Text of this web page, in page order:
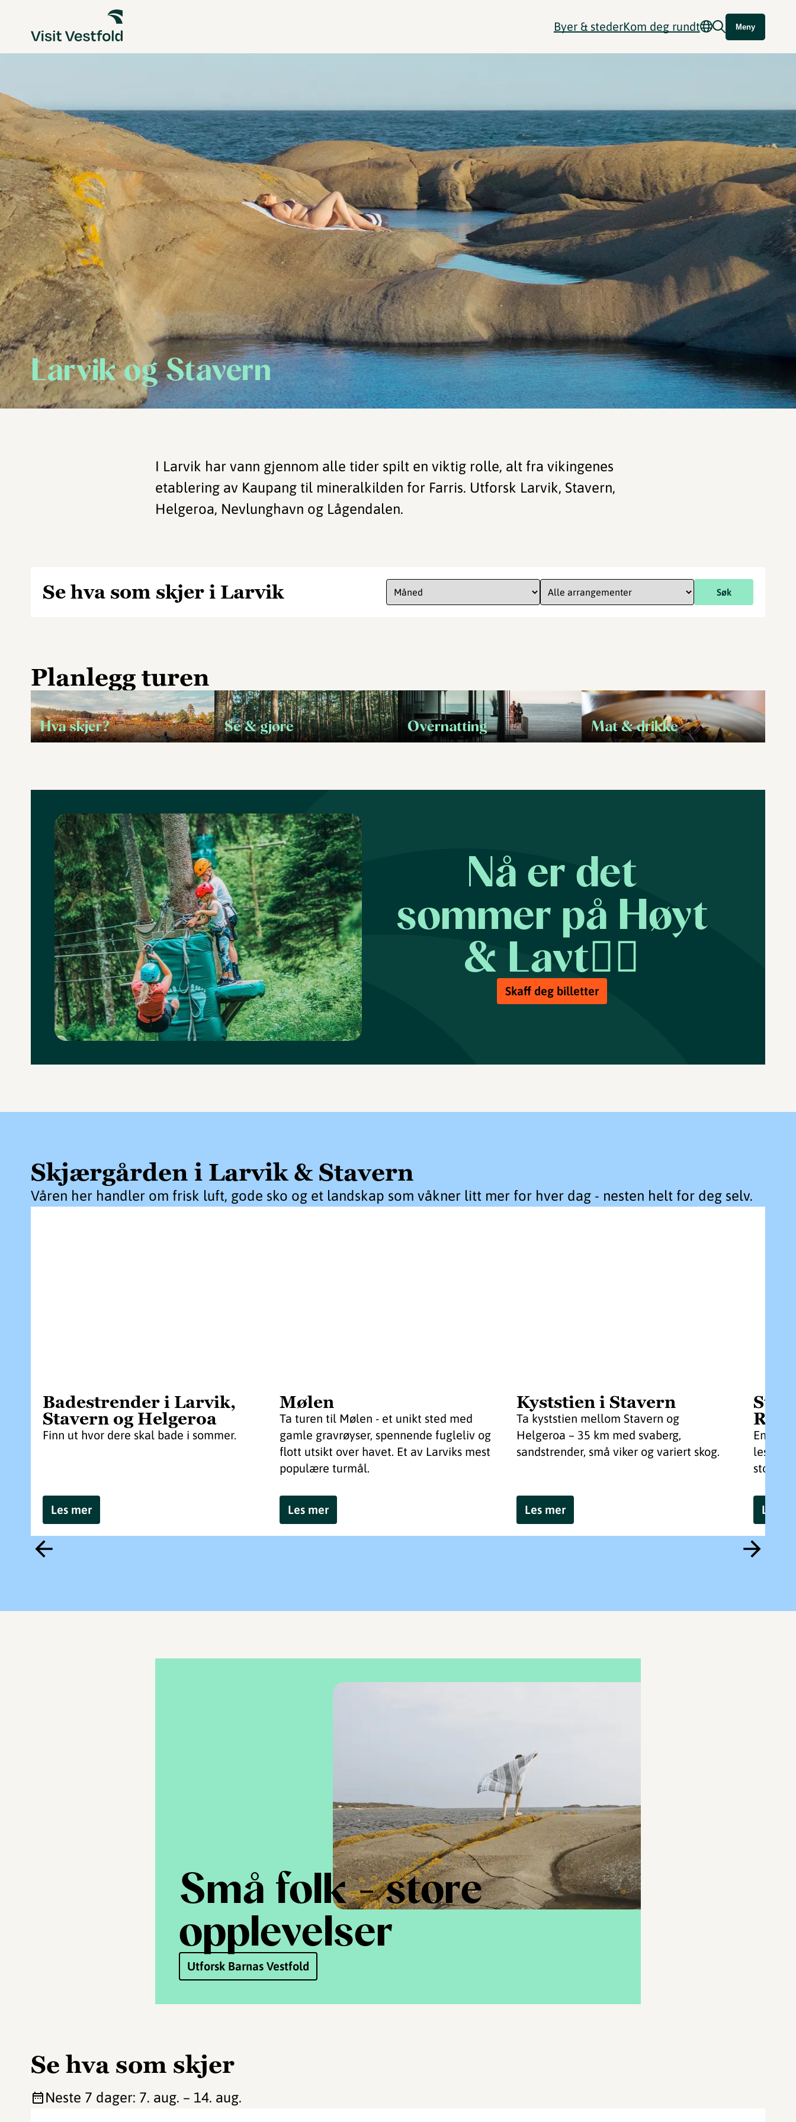
Byer & stederKom deg rundt Meny
Larvik og Stavern
I Larvik har vann gjennom alle tider spilt en viktig rolle, alt fra vikingenes
etablering av Kaupang til mineralkilden for Farris. Utforsk Larvik, Stavern,
Helgeroa, Nevlunghavn og Lågendalen.
Se hva som skjer i Larvik Søk
Planlegg turen
Hva skjer? Se & gjøre Overnatting Mat & drikke
Nå er det
sommer på Høyt
& Lavt🤸‍♂️
Skaff deg billetter
Skjærgården i Larvik & Stavern
Våren her handler om frisk luft, gode sko og et landskap som våkner litt mer for hver dag - nesten helt for deg selv.
Badestrender i Larvik,
Stavern og Helgeroa
Finn ut hvor dere skal bade i sommer.
Les mer
Mølen
Ta turen til Mølen - et unikt sted med
gamle gravrøyser, spennende fugleliv og
flott utsikt over havet. Et av Larviks mest
populære turmål.
Les mer
Kyststien i Stavern
Ta kyststien mellom Stavern og
Helgeroa – 35 km med svaberg,
sandstrender, små viker og variert skog.
Les mer
En
lese
store
Les
Små folk - store
opplevelser
Utforsk Barnas Vestfold
Se hva som skjer
Neste 7 dager: 7. aug. – 14. aug.